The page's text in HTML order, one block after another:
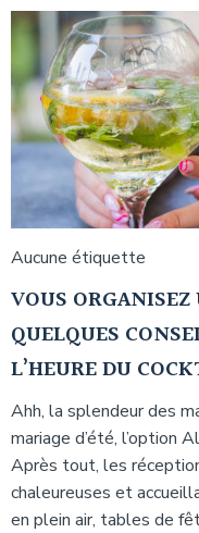
Aucune étiquette
VOUS
QUELQUES
L’HEURE DU
Ahh, la splendeur des
mariage d’été, l’option
Après tout, les
chaleureuses et
en plein air, tables de